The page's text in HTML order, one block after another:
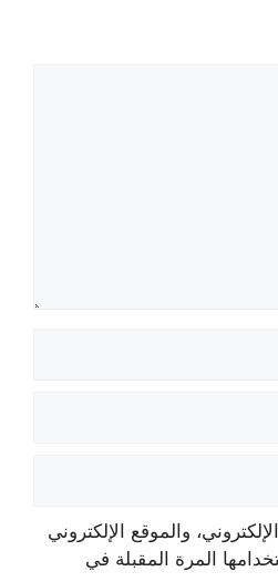
والموقع الإلكتروني
المرة المقبلة في